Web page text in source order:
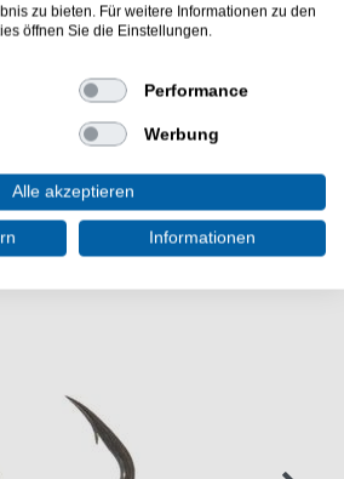
up Maize ist ein Karpfenköder für
- Der Korda Fake Mais ist gut
ARTIKEL
zu bieten. Für weitere Informationen zu den
öffnen Sie die Einstellungen.
Performance
Werbung
Alle akzeptieren
Informationen